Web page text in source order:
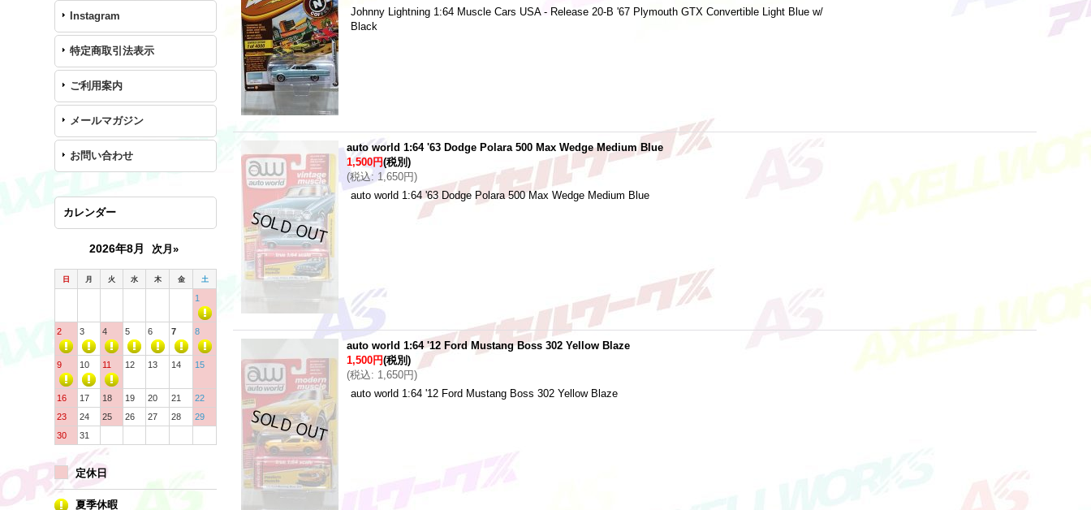
Instagram
特定商取引法表示
ご利用案内
メールマガジン
お問い合わせ
カレンダー
2026年8月 次月»
日 月 火 水 木 金 土
1
2 3 4 5 6 7 8
9 10 11 12 13 14 15
16 17 18 19 20 21
22
23
24 25 26 27 28
29
30
31
定休日
夏季休暇
Johnny Lightning 1:64 Muscle Cars USA - Release 20-B '67 Plymouth GTX Convertible Light Blue w/
Black
auto world 1:64 '63 Dodge Polara 500 Max Wedge Medium Blue
1,500円(税別)
(税込: 1,650円)
auto world 1:64 '63 Dodge Polara 500 Max Wedge Medium Blue
auto world 1:64 '12 Ford Mustang Boss 302 Yellow Blaze
1,500円(税別)
(税込: 1,650円)
auto world 1:64 '12 Ford Mustang Boss 302 Yellow Blaze